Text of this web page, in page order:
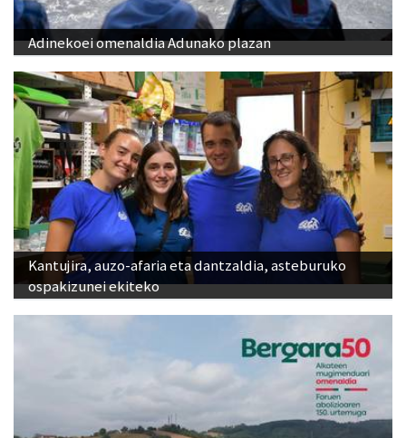
Adinekoei omenaldia Adunako plazan
Kantujira, auzo-afaria eta dantzaldia, asteburuko
ospakizunei ekiteko